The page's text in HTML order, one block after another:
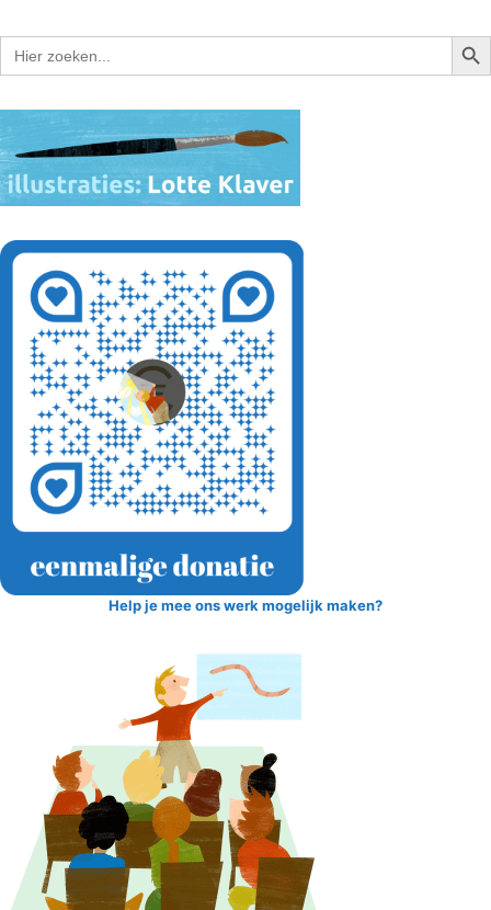
Zoek
naar:
Help je mee ons werk mogelijk maken?